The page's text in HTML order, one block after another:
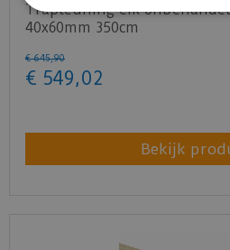
Trapleuning eik
40x60mm 350cm
€ 645,90
€ 549,02
Bekijk